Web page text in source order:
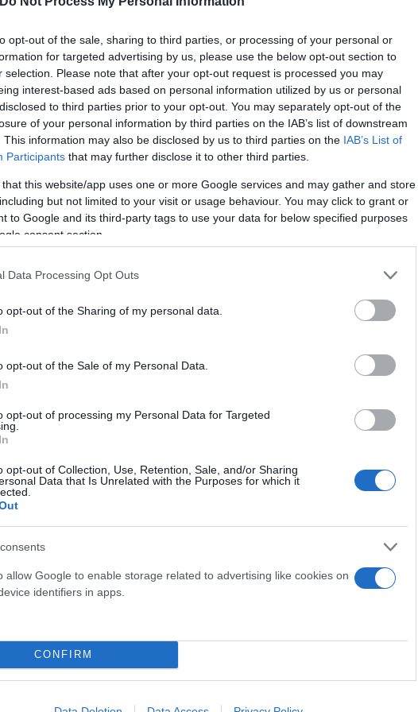
opt-out of the sale, sharing to third parties, or processing of your personal or
for targeted advertising by us, please use the below opt-out section to
selection. Please note that after your opt-out request is processed you may
interest-based ads based on personal information utilized by us or personal
to third parties prior to your opt-out. You may separately opt-out of the
of your personal information by third parties on the IAB’s list of downstream
This information may also be disclosed by us to third parties on the IAB’s List of
Participants that may further disclose it to other third parties.
that this website/app uses one or more Google services and may gather and store
but not limited to your visit or usage behaviour. You may click to grant or
to Google and its third-party tags to use your data for below specified purposes
consent section.
Data Processing Opt Outs
opt-out of the Sharing of my personal data.
opt-out of the Sale of my Personal Data.
opt-out of processing my Personal Data for Targeted
opt-out of Collection, Use, Retention, Sale, and/or Sharing
Data that Is Unrelated with the Purposes for which it
allow Google to enable storage related to advertising like cookies on
identifiers in apps.
CONFIRM
εμφανίστηκε αισιόδοξος ότι σήμερα η φωτιά θα τεθεί
τον Πέτρο Κιρκιλή.
Πυρήνας,ανέφερε ότι η φωτιά ξέσπασε πολύ ψηλά για να
ενισχύθηκαν.
πεζοπόρων τμημάτων και 33 οχήματα,
που μετέβησαν ακτοπλοϊκώς από Κεραμωτή Καβάλας.
πυροσβέστες με 1 ομάδα πεζοπόρου τμήματοςκαι 5
Θράκης 43 πυροσβέστες με 3 ομάδες πεζοπόρων
και 6 ελικόπτεραεκ των οποίων το ένα για εναέριο
Στρατός, υδροφόρες και μηχανήματα έργου ΟΤΑ.